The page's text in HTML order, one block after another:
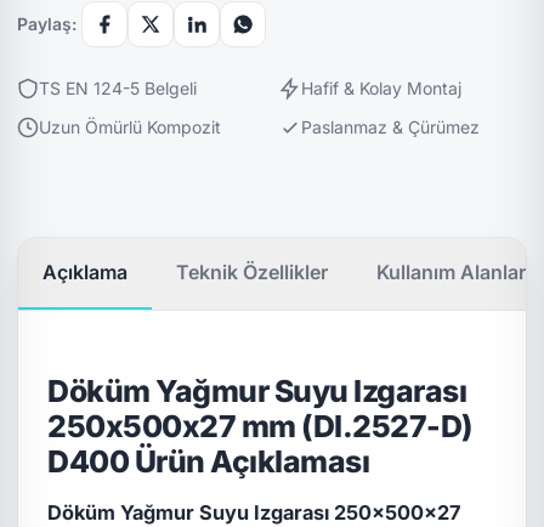
Paylaş:
TS EN 124-5 Belgeli
Hafif & Kolay Montaj
Uzun Ömürlü Kompozit
Paslanmaz & Çürümez
Açıklama Teknik Özellikler Kullanım Alanları
Döküm Yağmur Suyu Izgarası
250x500x27 mm (DI.2527-D)
D400 Ürün Açıklaması
Döküm Yağmur Suyu Izgarası 250x500x27